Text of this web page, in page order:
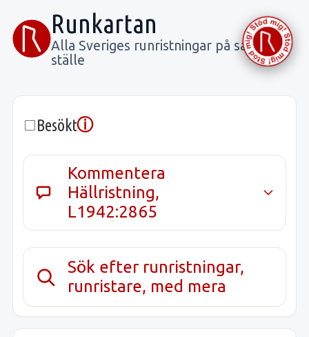
Runkartan
Alla Sveriges runristningar på samma
ställe
Besöktⓘ
Kommentera
Hällristning,
L1942:2865
Sök efter runristningar,
runristare, med mera